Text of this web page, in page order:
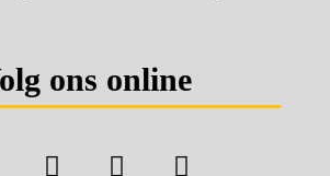
ons online